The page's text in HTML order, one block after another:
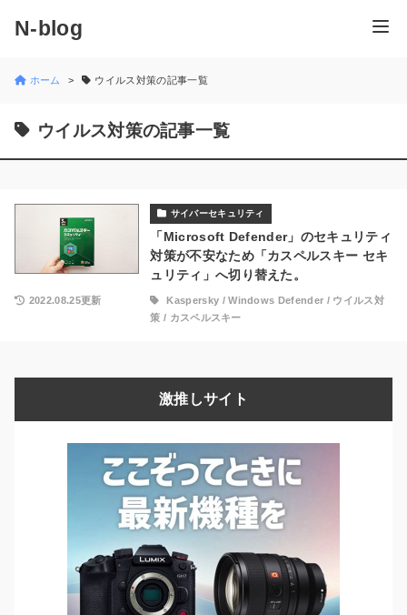
N-blog
ホーム ウイルス対策の記事一覧
ウイルス対策の記事一覧
サイバーセキュリティ
「Microsoft Defender」のセキュリティ
対策が不安なため「カスペルスキー セキ
ュリティ」へ切り替えた。
2022.08.25更新 Kaspersky /Windows Defender / ウイルス対
策 / カスペルスキー
激推しサイト